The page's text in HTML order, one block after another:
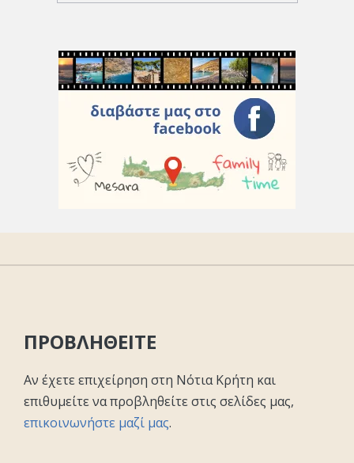
ΠΡΟΒΛΗΘΕΙΤΕ
Αν έχετε επιχείρηση στη Νότια Κρήτη και
επιθυμείτε να προβληθείτε στις σελίδες μας,
επικοινωνήστε μαζί μας.